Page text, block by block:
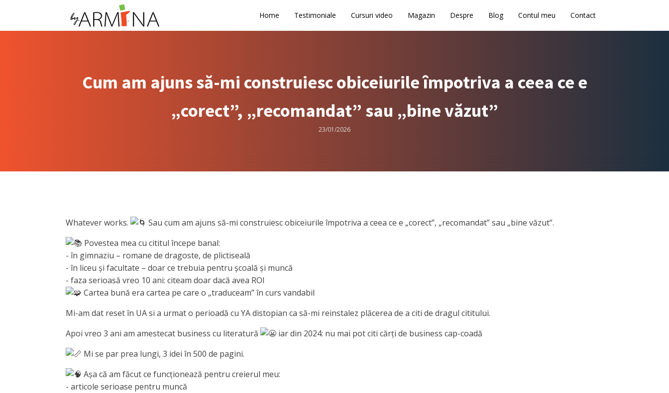
Home Testimoniale Cursuri video Magazin Despre Blog Contul meu Contact
Cum am ajuns să-mi construiesc obiceiurile împotriva a ceea ce e
„corect”, „recomandat” sau „bine văzut”
23/01/2026
Whatever works.
Sau cum am ajuns să-mi construiesc obiceiurile împotriva a ceea ce e „corect”, „recomandat” sau „bine văzut”.
Povestea mea cu cititul începe banal:
- în gimnaziu – romane de dragoste, de plictiseală
- în liceu și facultate – doar ce trebuia pentru școală și muncă
- faza serioasă vreo 10 ani: citeam doar dacă avea ROI
Cartea bună era cartea pe care o „traduceam” în curs vandabil
Mi-am dat reset în UA si a urmat o perioadă cu YA distopian ca să-mi reinstalez plăcerea de a citi de dragul cititului.
Apoi vreo 3 ani am amestecat business cu literatură
iar din 2024: nu mai pot citi cărți de business cap-coadă
Mi se par prea lungi, 3 idei în 500 de pagini.
Așa că am făcut ce funcționează pentru creierul meu:
- articole serioase pentru muncă